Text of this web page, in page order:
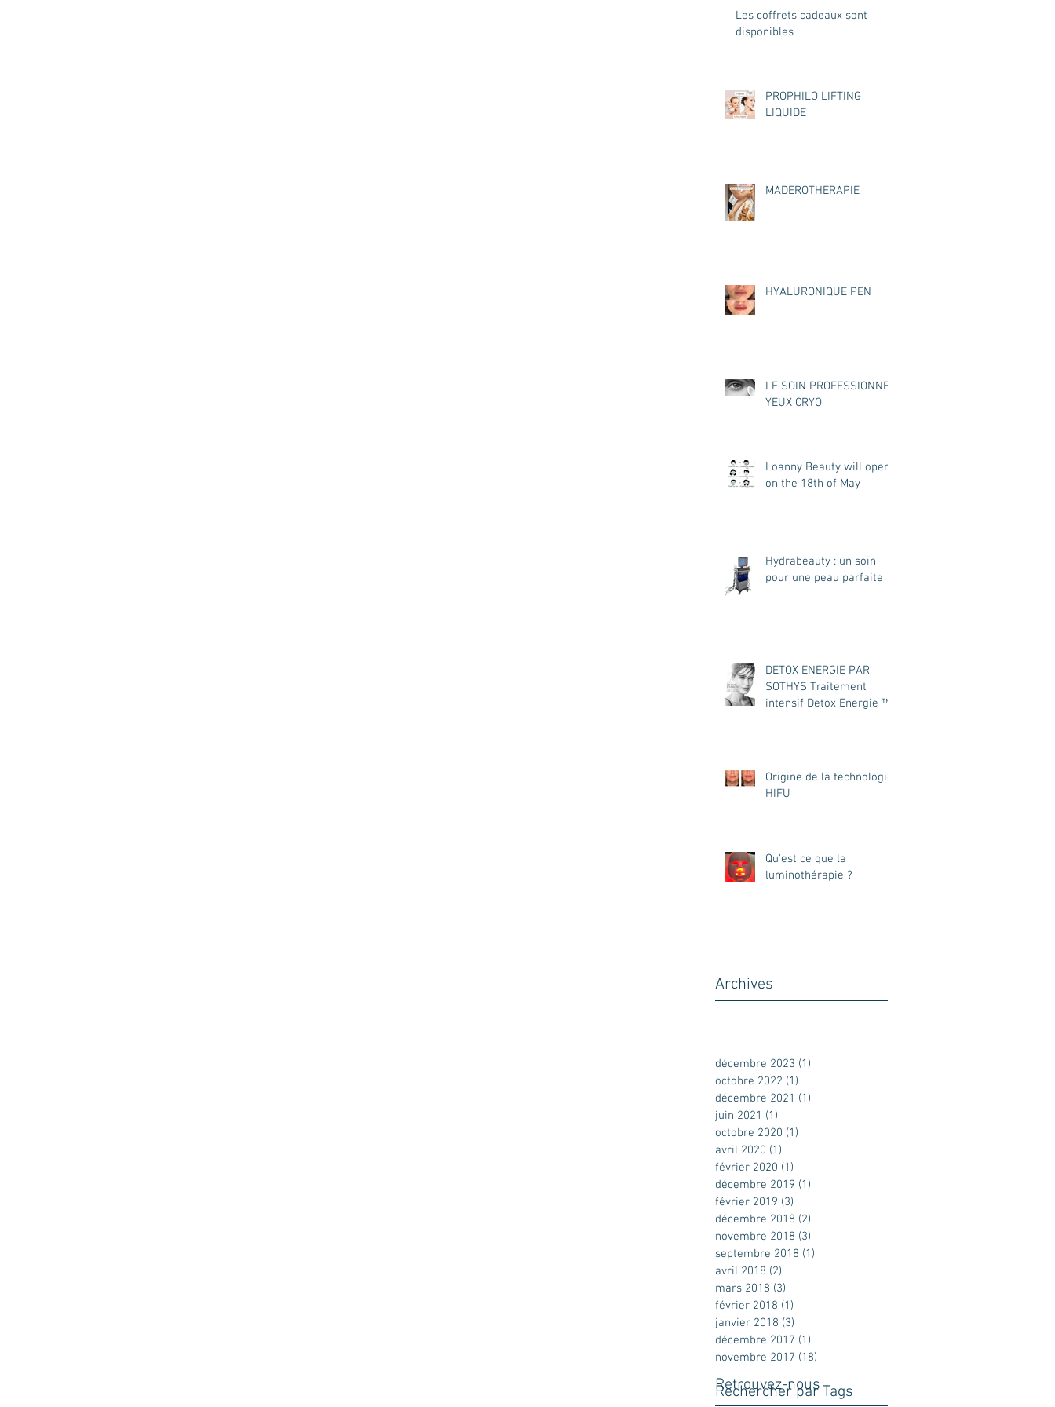
Les coffrets cadeaux sont
disponibles
PROPHILO LIFTING
LIQUIDE
MADEROTHERAPIE
HYALURONIQUE PEN
LE SOIN PROFESSIONNEL
YEUX CRYO
Loanny Beauty will open
on the 18th of May
Hydrabeauty : un soin
pour une peau parfaite
DETOX ENERGIE PAR
SOTHYS Traitement
intensif Detox Energie ™
Origine de la technologie
HIFU
Qu'est ce que la
luminothérapie ?
Archives
décembre 2023 (1)
octobre 2022 (1)
décembre 2021 (1)
juin 2021 (1)
octobre 2020 (1)1 post
avril 2020 (1)
février 2020 (1)
décembre 2019 (1)
février 2019 (3)
décembre 2018 (2)
novembre 2018 (3)
septembre 2018 (1)
avril 2018 (2)
mars 2018 (3)
février 2018 (1)
janvier 2018 (3)
décembre 2017 (1)
novembre 2017 (18)
Retrouvez-nous
Rechercher par Tags